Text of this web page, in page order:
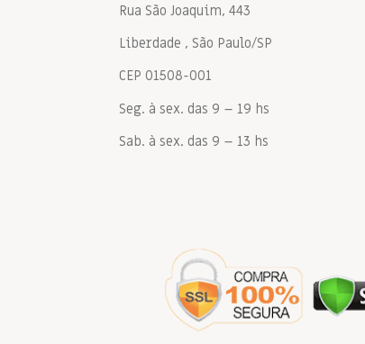
Rua São Joaquim, 443
Liberdade , São Paulo/SP
CEP 01508-001
Seg. à sex. das 9 – 19 hs
Sab. à sex. das 9 – 13 hs